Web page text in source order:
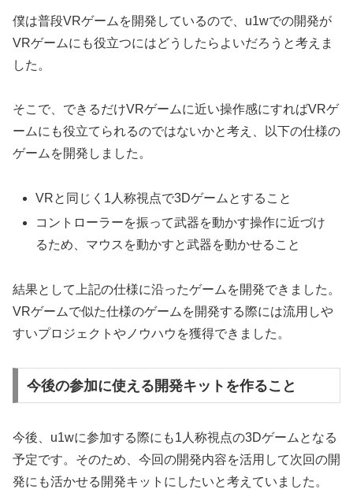
僕は普段VRゲームを開発しているので、u1wでの開発が
VRゲームにも役立つにはどうしたらよいだろうと考えま
した。
そこで、できるだけVRゲームに近い操作感にすればVRゲ
ームにも役立てられるのではないかと考え、以下の仕様の
ゲームを開発しました。
VRと同じく1人称視点で3Dゲームとすること
コントローラーを振って武器を動かす操作に近づけ
るため、マウスを動かすと武器を動かせること
結果として上記の仕様に沿ったゲームを開発できました。
VRゲームで似た仕様のゲームを開発する際には流用しや
すいプロジェクトやノウハウを獲得できました。
今後の参加に使える開発キットを作ること
今後、u1wに参加する際にも1人称視点の3Dゲームとなる
予定です。そのため、今回の開発内容を活用して次回の開
発にも活かせる開発キットにしたいと考えていました。